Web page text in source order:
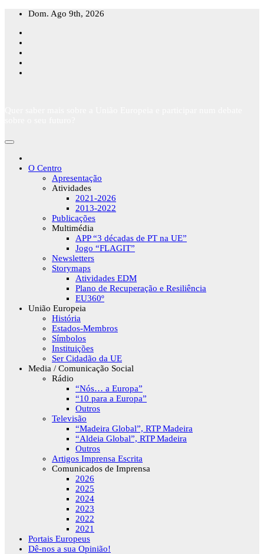
Skip
content
Dom. Ago 9th, 2026
O Centro
Apresentação
Atividades
2021-2026
2013-2022
Publicações
Multimédia
APP “3 décadas de PT na UE”
Jogo “FLAGIT”
Newsletters
Storymaps
Atividades EDM
Plano de Recuperação e Resiliência
EU360º
União Europeia
História
Estados-Membros
Símbolos
Instituições
Ser Cidadão da UE
Media / Comunicação Social
Rádio
“Nós… a Europa”
“10 para a Europa”
Outros
Televisão
“Madeira Global”, RTP Madeira
“Aldeia Global”, RTP Madeira
Outros
Artigos Imprensa Escrita
Comunicados de Imprensa
2026
2025
2024
2023
2022
2021
Portais Europeus
Dê-nos a sua Opinião!